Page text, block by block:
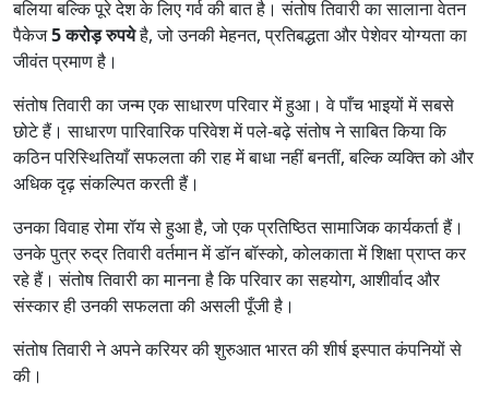
बलिया बल्कि पूरे देश के लिए गर्व की बात है। संतोष तिवारी का सालाना वेतन
पैकेज5 करोड़ रुपयेहै, जो उनकी मेहनत, प्रतिबद्धता और पेशेवर योग्यता का
जीवंत प्रमाण है।
संतोष तिवारी का जन्म एक साधारण परिवार में हुआ। वे पाँच भाइयों में सबसे
छोटे हैं। साधारण पारिवारिक परिवेश में पले-बढ़े संतोष ने साबित किया कि
कठिन परिस्थितियाँ सफलता की राह में बाधा नहीं बनतीं, बल्कि व्यक्ति को और
अधिक दृढ़ संकल्पित करती हैं।
उनका विवाह रोमा रॉय से हुआ है, जो एक प्रतिष्ठित सामाजिक कार्यकर्ता हैं।
उनके पुत्र रुद्र तिवारी वर्तमान में डॉन बॉस्को, कोलकाता में शिक्षा प्राप्त कर
रहे हैं। संतोष तिवारी का मानना है कि परिवार का सहयोग, आशीर्वाद और
संस्कार ही उनकी सफलता की असली पूँजी है।
संतोष तिवारी ने अपने करियर की शुरुआत भारत की शीर्ष इस्पात कंपनियों से
की।